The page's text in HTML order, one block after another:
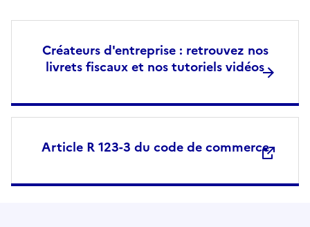
Créateurs d'entreprise : retrouvez nos
livrets fiscaux et nos tutoriels vidéos
Article R 123-3 du code de commerce